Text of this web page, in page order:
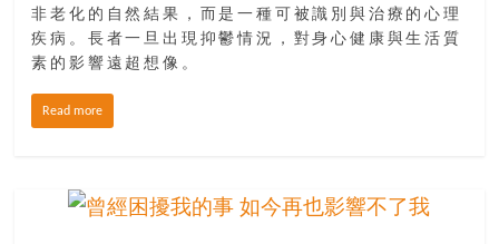
非老化的自然結果，而是一種可被識別與治療的心理
疾病。長者一旦出現抑鬱情況，對身心健康與生活質
素的影響遠超想像。
Read more